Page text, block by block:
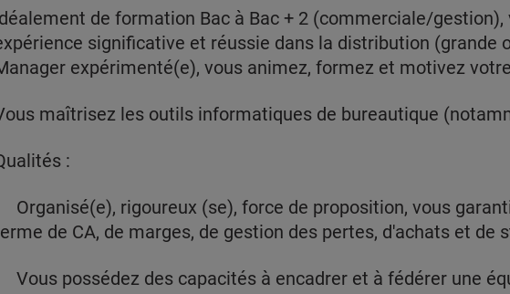
de formation Bac à Bac + 2 (commerciale/gestion),
significative et réussie dans la distribution (grande
expérimenté(e), vous animez, formez et motivez
maîtrisez les outils informatiques de bureautique
:
Organisé(e), rigoureux (se), force de proposition, vous
de CA, de marges, de gestion des pertes, d'achats et de
Vous possédez des capacités à encadrer et à fédérer une